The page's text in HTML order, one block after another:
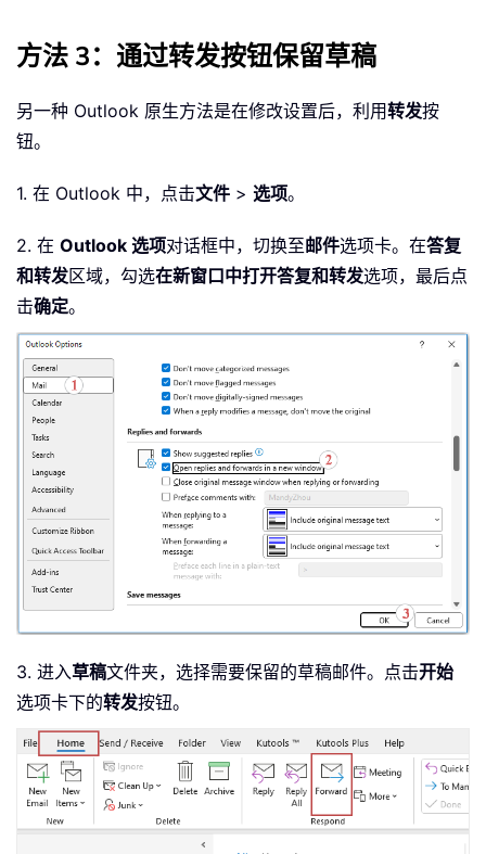
方法 3：通过转发按钮保留草稿
另一种 Outlook 原生方法是在修改设置后，利用转发按
钮。
1. 在 Outlook 中，点击文件 > 选项。
2. 在 Outlook 选项对话框中，切换至邮件选项卡。在答复
和转发区域，勾选在新窗口中打开答复和转发选项，最后点
击确定。
3. 进入草稿文件夹，选择需要保留的草稿邮件。点击开始
选项卡下的转发按钮。